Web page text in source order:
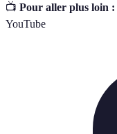
📺 Pour aller plus loin :
YouTube